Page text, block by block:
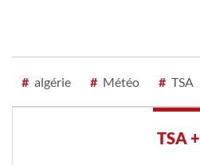
# algérie # Météo # TSA
TSA +